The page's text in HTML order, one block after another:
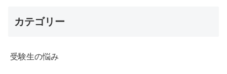
カテゴリー
受験生の悩み